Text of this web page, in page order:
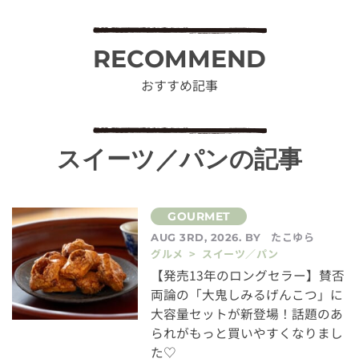
RECOMMEND
おすすめ記事
スイーツ／パンの記事
AUG 3RD, 2026. BY
たこゆら
グルメ > スイーツ／パン
【発売13年のロングセラー】賛否
両論の「大鬼しみるげんこつ」に
大容量セットが新登場！話題のあ
られがもっと買いやすくなりまし
た♡